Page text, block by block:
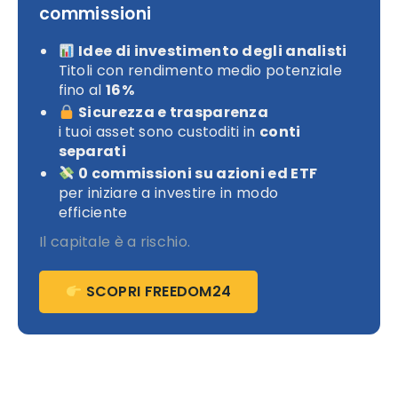
commissioni
Idee di investimento degli analisti
Titoli con rendimento medio potenziale
fino al 16%
Sicurezza e trasparenza
i tuoi asset sono custoditi in conti
separati
0 commissioni su azioni ed ETF
per iniziare a investire in modo
efficiente
Il capitale è a rischio.
SCOPRI FREEDOM24